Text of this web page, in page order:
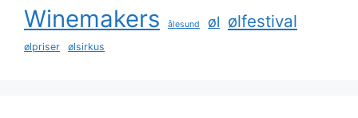
Winemakers ålesund øl ølfestival
ølpriser ølsirkus